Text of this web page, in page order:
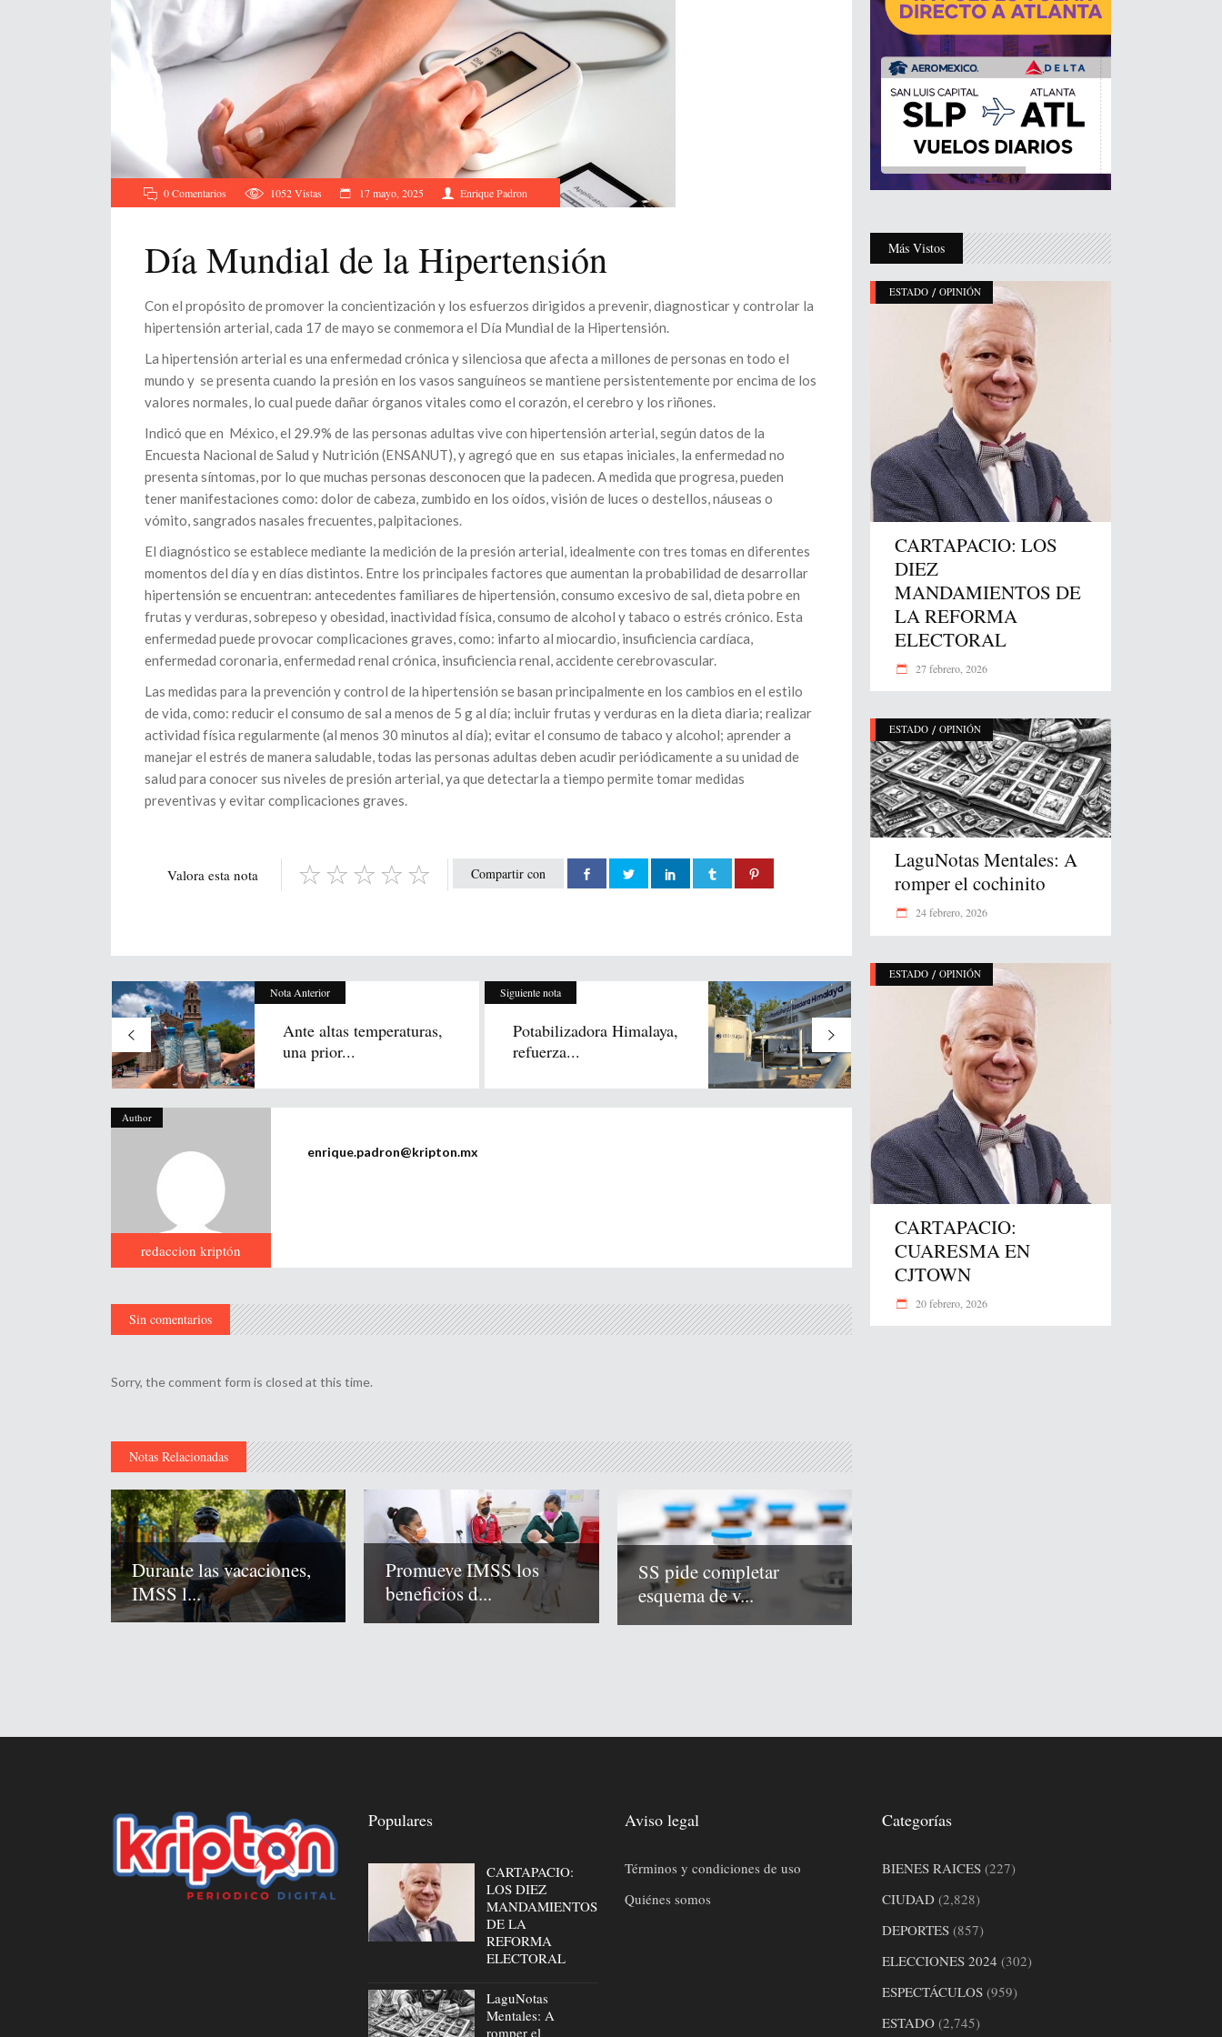
0 Comentarios 1052Vistas 17 mayo, 2025 Enrique Padron
Día Mundial de la Hipertensión
Con el propósito de promover la concientización y los esfuerzos dirigidos a prevenir, diagnosticar y controlar la
hipertensión arterial, cada 17 de mayo se conmemora el Día Mundial de la Hipertensión.
La hipertensión arterial es una enfermedad crónica y silenciosa que afecta a millones de personas en todo el
mundo y se presenta cuando la presión en los vasos sanguíneos se mantiene persistentemente por encima de los
valores normales, lo cual puede dañar órganos vitales como el corazón, el cerebro y los riñones.
Indicó que en México, el 29.9% de las personas adultas vive con hipertensión arterial, según datos de la
Encuesta Nacional de Salud y Nutrición (ENSANUT), y agregó que en sus etapas iniciales, la enfermedad no
presenta síntomas, por lo que muchas personas desconocen que la padecen. A medida que progresa, pueden
tener manifestaciones como: dolor de cabeza, zumbido en los oídos, visión de luces o destellos, náuseas o
vómito, sangrados nasales frecuentes, palpitaciones.
El diagnóstico se establece mediante la medición de la presión arterial, idealmente con tres tomas en diferentes
momentos del día y en días distintos. Entre los principales factores que aumentan la probabilidad de desarrollar
hipertensión se encuentran: antecedentes familiares de hipertensión, consumo excesivo de sal, dieta pobre en
frutas y verduras, sobrepeso y obesidad, inactividad física, consumo de alcohol y tabaco o estrés crónico. Esta
enfermedad puede provocar complicaciones graves, como: infarto al miocardio, insuficiencia cardíaca,
enfermedad coronaria, enfermedad renal crónica, insuficiencia renal, accidente cerebrovascular.
Las medidas para la prevención y control de la hipertensión se basan principalmente en los cambios en el estilo
de vida, como: reducir el consumo de sal a menos de 5 g al día; incluir frutas y verduras en la dieta diaria; realizar
actividad física regularmente (al menos 30 minutos al día); evitar el consumo de tabaco y alcohol; aprender a
manejar el estrés de manera saludable, todas las personas adultas deben acudir periódicamente a su unidad de
salud para conocer sus niveles de presión arterial, ya que detectarla a tiempo permite tomar medidas
preventivas y evitar complicaciones graves.
Compartir con
Valora esta nota
Nota Anterior
Ante altas temperaturas,
una prior...
Siguiente nota
Potabilizadora Himalaya,
refuerza...
Author
redaccion kriptón
enrique.padron@kripton.mx
Sin comentarios
Sorry, the comment form is closed at this time.
Notas Relacionadas
Durante las vacaciones,
IMSS l...
Promueve IMSS los
beneficios d...
SS pide completar
esquema de v...
Más Vistos
ESTADO / OPINIÓN
CARTAPACIO: LOS
DIEZ
MANDAMIENTOS DE
LA REFORMA
ELECTORAL
27 febrero, 2026
ESTADO / OPINIÓN
LaguNotas Mentales: A
romper el cochinito
24 febrero, 2026
ESTADO / OPINIÓN
CARTAPACIO:
CUARESMA EN
CJTOWN
20 febrero, 2026
Populares
CARTAPACIO:
LOS DIEZ
MANDAMIENTOS
DE LA
REFORMA
ELECTORAL
LaguNotas
Mentales: A
romper el
Aviso legal
Términos y condiciones de uso
Quiénes somos
Categorías
BIENES RAICES(227)
CIUDAD(2,828)
DEPORTES(857)
ELECCIONES 2024 (302)
ESPECTÁCULOS(959)
ESTADO(2,745)